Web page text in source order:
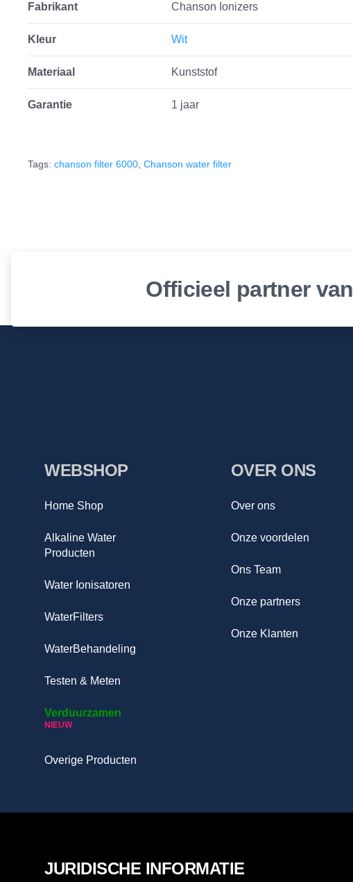
Fabrikant Chanson Ionizers
Kleur Wit
Materiaal Kunststof
Garantie 1 jaar
Tags: chanson filter 6000 Chanson water filter
Officieel partner van
WEBSHOP
Home Shop
Alkaline Water
Producten
Water Ionisatoren
WaterFilters
WaterBehandeling
Testen & Meten
Verduurzamen
NIEUW
Overige Producten
OVER ONS
Over ons
Onze voordelen
Ons Team
Onze partners
Onze Klanten
JURIDISCHE INFORMATIE